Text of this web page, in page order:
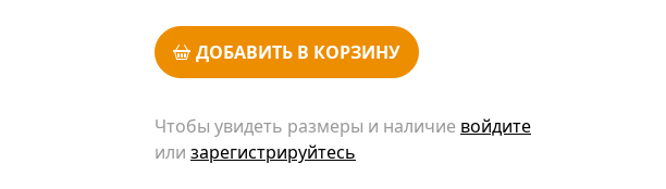
ДОБАВИТЬ В КОРЗИНУ
Чтобы увидеть размеры и наличие войдите
или зарегистрируйтесь